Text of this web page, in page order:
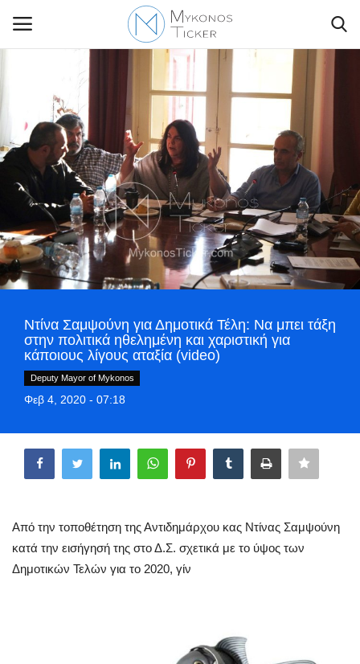
Contact Us
Politique
Business
Travel
World
Greece
Style Adorés
Arts & Culture
Sport
Ντίνα Σαμψούνη για Δημοτικά Τέλη: Να μπει τάξη
στην πολιτικά ηθελημένη και χαριστική για
κάποιους λίγους αταξία (video)
Deputy Mayor of Mykonos
Φεβ 4, 2020 - 07:18
Από την τοποθέτηση της Αντιδημάρχου κας Ντίνας Σαμψούνη
κατά την εισήγησή της στο Δ.Σ. σχετικά με το ύψος των
Δημοτικών Τελών για το 2020, γίν